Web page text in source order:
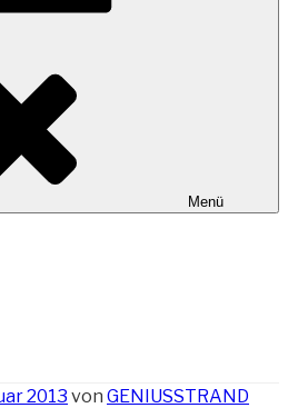
Menü
2013 von GENIUSSTRAND